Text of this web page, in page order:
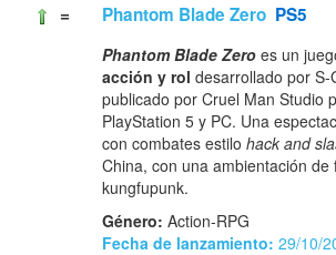
= Phantom Blade Zero PS5
Phantom Blade Zero es un
acción y rol desarrollado por S-
publicado por Cruel Man Studio
PlayStation 5 y PC. Una
con combates estilohack and
China, con una ambientación de
kungfupunk.
Género: Action-RPG
Fecha de lanzamiento: 29/10/